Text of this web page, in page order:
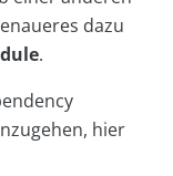
dazu
.
hier